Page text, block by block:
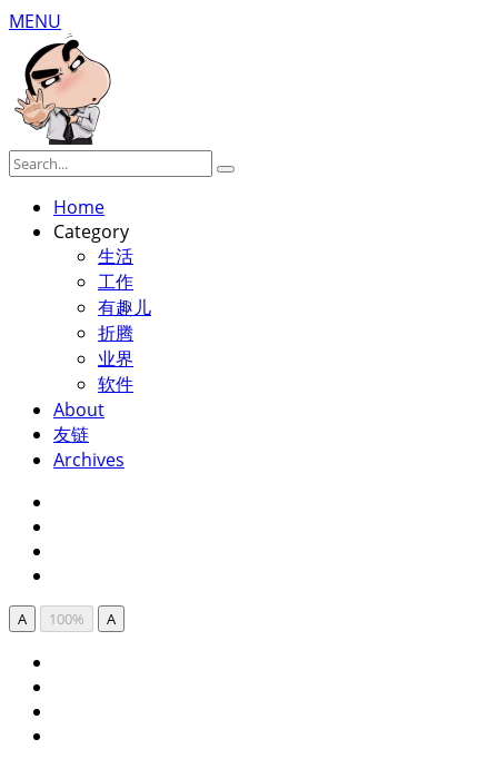
MENU
Home
Category
生活
工作
有趣儿
折腾
业界
软件
About
友链
Archives
A 100% A